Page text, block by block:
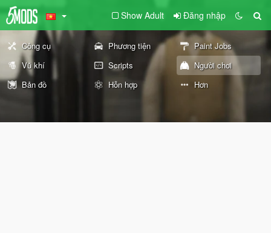
Show Adult Đăng nhập
Công cụ Phương tiện
Paint Jobs
Vũ khí
Scripts
Người chơi
Bản đồ
Hỗn hợp Hơn